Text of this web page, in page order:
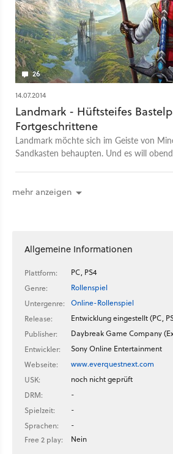
26
14.07.2014
Landmark - Hüftsteifes
Fortgeschrittene
Landmark möchte sich im Geiste von
Sandkasten behaupten. Und es will
mehr anzeigen
Allgemeine Informationen
Plattform:
PC, PS4
Genre:
Rollenspiel
Untergenre:
Online-Rollenspiel
Release:
Entwicklung eingestellt (PC,
Publisher:
Daybreak Game Company
Entwickler:
Sony Online Entertainment
Webseite:
www.everquestnext.com
USK:
noch nicht geprüft
DRM:
-
Spielzeit:
-
Sprachen:
-
Free 2 play:
Nein